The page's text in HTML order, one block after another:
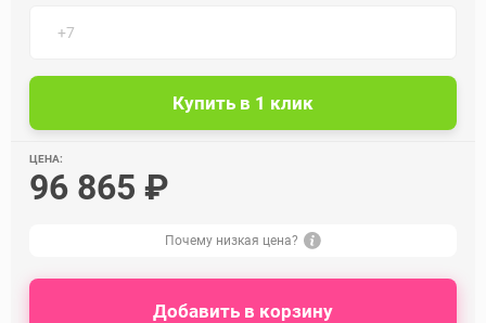
ЦЕНА:
96 865 ₽
Почему низкая цена?
Добавить в корзину